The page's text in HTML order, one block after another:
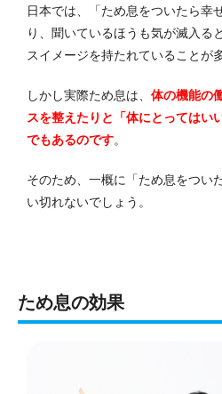
日本では、「ため息をついたら幸
り、聞いているほうも気が滅入る
スイメージを持たれていることが
しかし実際ため息は、 体の機能の
スを整えたりと「体にとってはい
でもあるのです。
そのため、一概に「ため息をつい
い切れないでしょう。
ため息の効果